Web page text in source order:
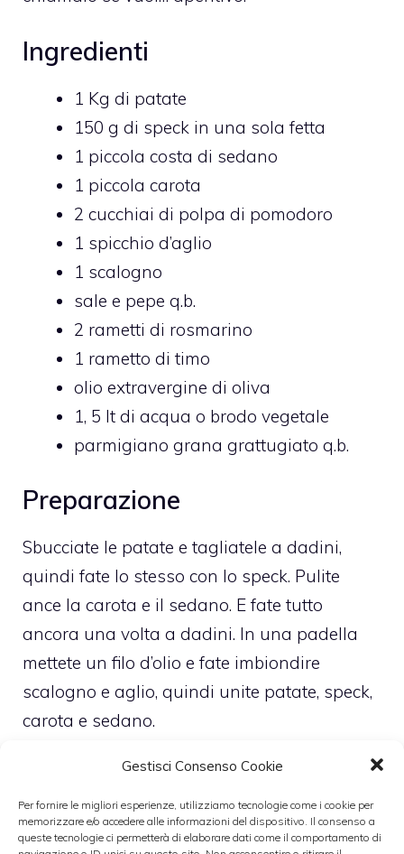
Gestisci Consenso Cookie
Per fornire le migliori esperienze, utilizziamo tecnologie come i cookie per
memorizzare e/o accedere alle informazioni del dispositivo. Il consenso a
queste tecnologie ci permetterà di elaborare dati come il comportamento di
Ingredienti
1 Kg di patate
150 g di speck in una sola fetta
1 piccola costa di sedano
1 piccola carota
2 cucchiai di polpa di pomodoro
1 spicchio d’aglio
1 scalogno
sale e pepe q.b.
2 rametti di rosmarino
1 rametto di timo
olio extravergine di oliva
1, 5 lt di acqua o brodo vegetale
parmigiano grana grattugiato q.b.
Preparazione
Sbucciate le patate e tagliatele a dadini,
quindi fate lo stesso con lo speck. Pulite
ance la carota e il sedano. E fate tutto
ancora una volta a dadini. In una padella
mettete un filo d’olio e fate imbiondire
scalogno e aglio, quindi unite patate, speck,
carota e sedano.
Quando avete saltato tutto, aggiungete il
brodo e il pomodoro, poi il rosmarino e il
timo e fate cuocere una quarantina di minuti